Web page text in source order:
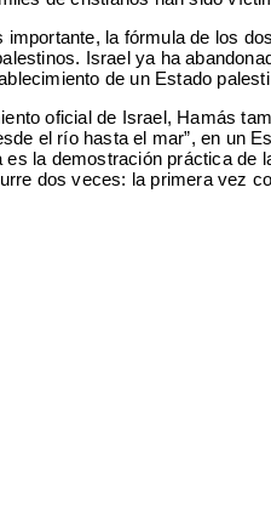
importante, la fórmula de los
Israel ya ha
de un Estado
oficial de Israel, Hamás
el río hasta el mar”, en un
es la demostración práctica
dos veces: la primera vez